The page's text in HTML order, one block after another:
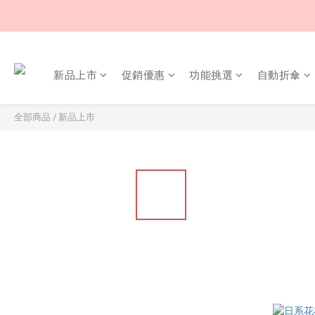
新品上市 促銷優惠 功能挑選 自動折傘
全部商品 / 新品上市